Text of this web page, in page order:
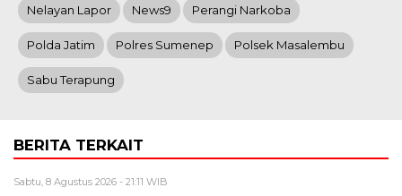
Nelayan Lapor News9 Perangi Narkoba
Polda Jatim Polres Sumenep Polsek Masalembu
Sabu Terapung
BERITA TERKAIT
Sabtu, 8 Agustus 2026 - 21:11 WIB